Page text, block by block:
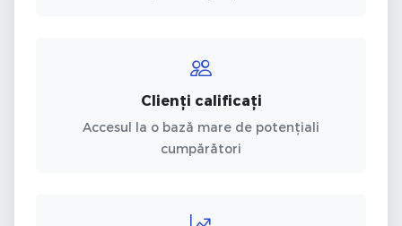
Clienți calificați
Accesul la o bază mare de potențiali
cumpărători